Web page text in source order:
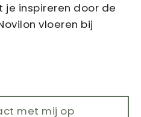
inspireren door de
vloeren bij
met mij op